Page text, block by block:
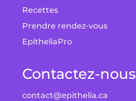
Recettes
Prendre rendez-vous
EpitheliaPro
Contactez-nous
contact@epithelia.ca